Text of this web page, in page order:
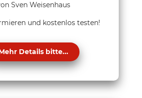
Sven Weisenhaus
und kostenlos testen!
Details bitte...